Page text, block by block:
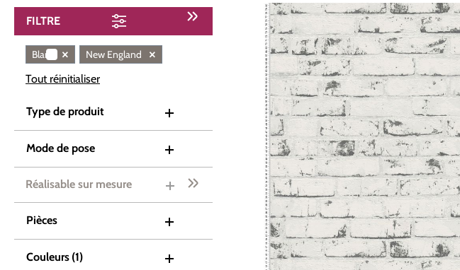
FILTRE
Blanc × New England ×
Tout réinitialiser
Type de produit
Mode de pose
Réalisable sur mesure
Pièces
Couleurs (1)